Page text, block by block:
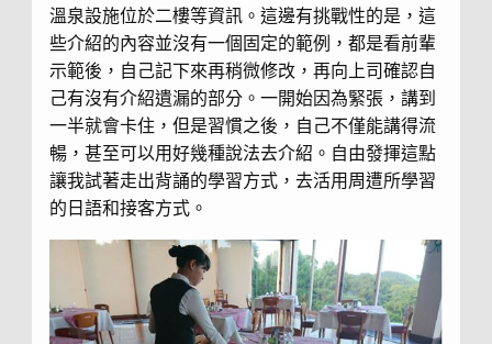
溫泉設施位於二樓等資訊。這邊有挑戰性的是，這
些介紹的內容並沒有一個固定的範例，都是看前輩
示範後，自己記下來再稍微修改，再向上司確認自
己有沒有介紹遺漏的部分。一開始因為緊張，講到
一半就會卡住，但是習慣之後，自己不僅能講得流
暢，甚至可以用好幾種說法去介紹。自由發揮這點
讓我試著走出背誦的學習方式，去活用周遭所學習
的日語和接客方式。